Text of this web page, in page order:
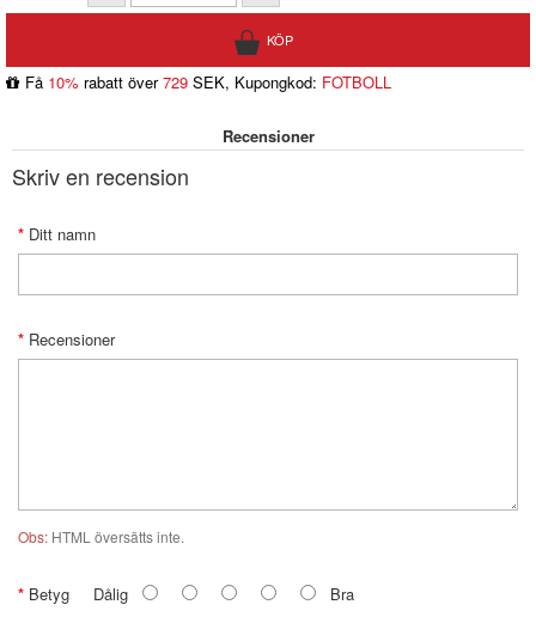
Få 10% rabatt över729 SEK, Kupongkod: FOTBOLL
Recensioner
Skriv en recension
Ditt namn
Recensioner
Obs: HTML översätts inte.
Betyg Dålig Bra